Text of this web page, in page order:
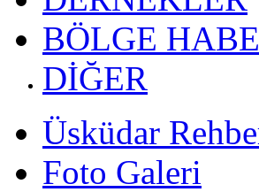
BÖLGE
DİĞER
Üsküdar
Foto Galeri